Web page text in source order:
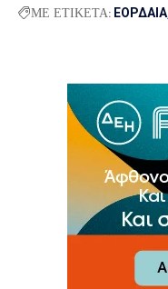
ΜΕ ΕΤΙΚΕΤΑ: ΕΟΡΔΑΙΑ